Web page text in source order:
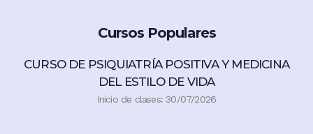
Cursos Populares
CURSO DE PSIQUIATRÍA POSITIVA Y MEDICINA
DEL ESTILO DE VIDA
Inicio de clases: 30/07/2026